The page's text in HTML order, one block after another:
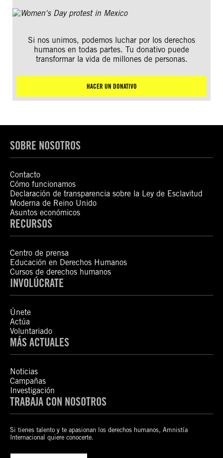
Si nos unimos, podemos luchar por los derechos
humanos en todas partes. Tu donativo puede
transformar la vida de millones de personas.
HACER UN DONATIVO
SOBRE NOSOTROS
Contacto
Cómo funcionamos
Declaración de transparencia sobre la Ley de Esclavitud
Moderna de Reino Unido
Asuntos económicos
RECURSOS
Centro de prensa
Educación en Derechos Humanos
Cursos de derechos humanos
INVOLÚCRATE
Únete
Actúa
Voluntariado
MÁS ACTUALES
Noticias
Campañas
Investigación
TRABAJA CON NOSOTROS
Si tienes talento y te apasionan los derechos humanos, Amnistía
Internacional quiere conocerte.